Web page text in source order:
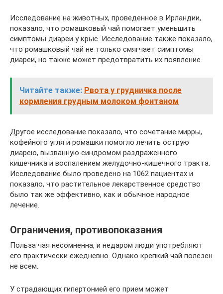
Исследование на животных, проведенное в Ирландии,
показало, что ромашковый чай помогает уменьшить
симптомы диареи у крыс. Исследование также показало,
что ромашковый чай не только смягчает симптомы
диареи, но также может предотвратить их появление.
Читайте также: Рвота у грудничка после
кормления грудным молоком фонтаном
Другое исследование показало, что сочетание мирры,
кофейного угля и ромашки помогло лечить острую
диарею, вызванную синдромом раздраженного
кишечника и воспалением желудочно-кишечного тракта.
Исследование было проведено на 1062 пациентах и ​​
показало, что растительное лекарственное средство
было так же эффективно, как и обычное народное
лечение.
Ограничения, противопоказания
Польза чая несомненна, и недаром люди употребляют
его практически ежедневно. Однако крепкий чай полезен
не всем.
У страдающих гипертонией его прием может